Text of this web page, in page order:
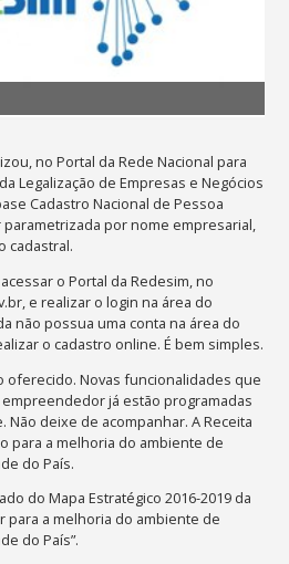
no Portal da Rede Nacional para
Legalização de Empresas e Negócios
Cadastro Nacional de Pessoa
parametrizada por nome empresarial,
cadastral.
o Portal da Redesim, no
e realizar o login na área do
não possua uma conta na área do
o cadastro online. É bem simples.
oferecido. Novas funcionalidades que
já estão programadas
deixe de acompanhar. A Receita
para a melhoria do ambiente de
do País.
do Mapa Estratégico 2016-2019 da
para a melhoria do ambiente de
do País”.